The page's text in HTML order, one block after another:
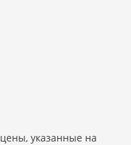
указанные на